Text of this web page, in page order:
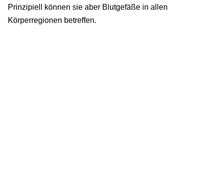
Prinzipiell können sie aber Blutgefäße in allen
Körperregionen betreffen.